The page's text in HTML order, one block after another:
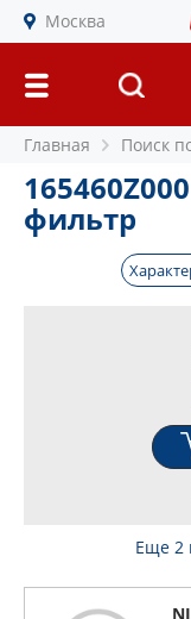
Москва
Главная Поиск
фильтр
Еще 2